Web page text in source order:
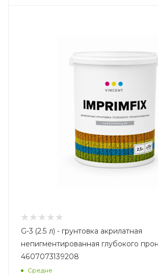
G-3 (2.5 л) - грунтовка акрилатная
непигментированная глубокого
4607073139208
Средне